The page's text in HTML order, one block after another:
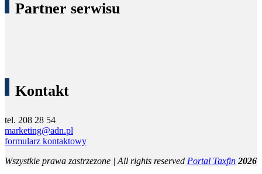
Partner serwisu
Kontakt
tel. 208 28 54
marketing@adn.pl
formularz kontaktowy
Wszystkie prawa zastrzezone | All rights reserved Portal Taxfin 2026